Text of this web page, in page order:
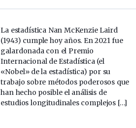
La estadística Nan McKenzie Laird
(1943) cumple hoy años. En 2021 fue
galardonada con el Premio
Internacional de Estadística (el
«Nobel» de la estadística) por su
trabajo sobre métodos poderosos que
han hecho posible el análisis de
estudios longitudinales complejos […]